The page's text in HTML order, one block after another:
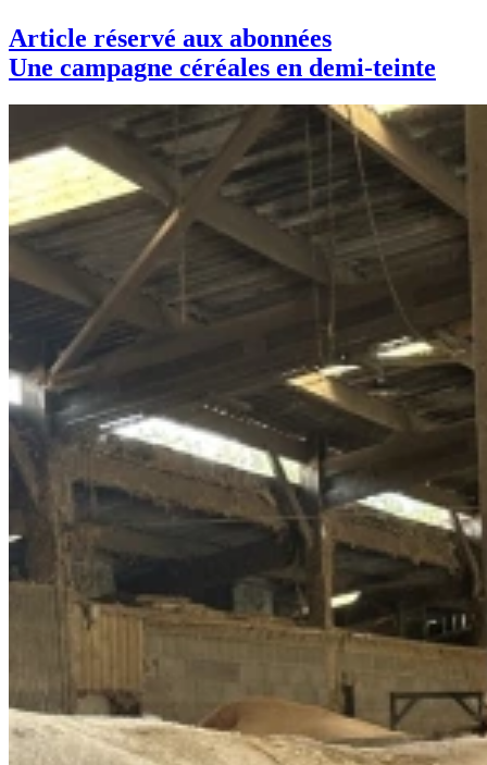
Article réservé aux abonnées
Une campagne céréales en demi-teinte